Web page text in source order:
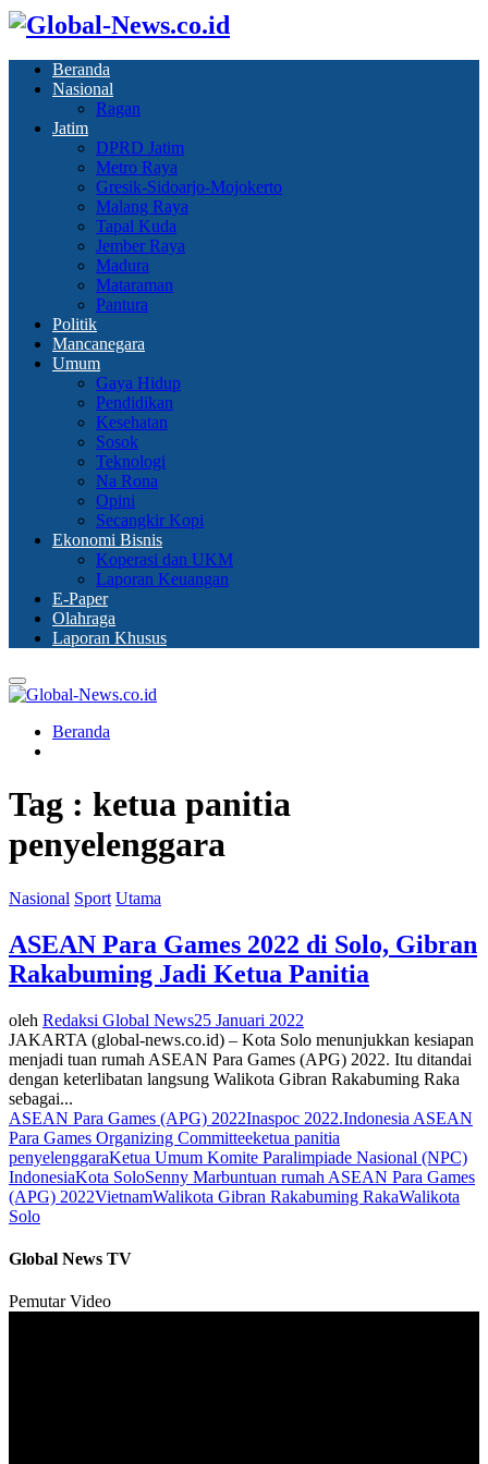
Beranda
Nasional
Ragan
Jatim
DPRD Jatim
Metro Raya
Gresik-Sidoarjo-Mojokerto
Malang Raya
Tapal Kuda
Jember Raya
Madura
Mataraman
Pantura
Politik
Mancanegara
Umum
Gaya Hidup
Pendidikan
Kesehatan
Sosok
Teknologi
Na Rona
Opini
Secangkir Kopi
Ekonomi Bisnis
Koperasi dan UKM
Laporan Keuangan
E-Paper
Olahraga
Laporan Khusus
Primary
Menu
Beranda
Tag : ketua panitia
penyelenggara
Nasional Sport Utama
ASEAN Para Games 2022 di Solo, Gibran
Rakabuming Jadi Ketua Panitia
oleh Redaksi Global News25 Januari 2022
JAKARTA (global-news.co.id) – Kota Solo menunjukkan kesiapan
menjadi tuan rumah ASEAN Para Games (APG) 2022. Itu ditandai
dengan keterlibatan langsung Walikota Gibran Rakabuming Raka
sebagai...
ASEAN Para Games (APG) 2022Inaspoc 2022.Indonesia ASEAN
Para Games Organizing Committeeketua panitia
penyelenggaraKetua Umum Komite Paralimpiade Nasional (NPC)
IndonesiaKota SoloSenny Marbuntuan rumah ASEAN Para Games
(APG) 2022VietnamWalikota Gibran Rakabuming RakaWalikota
Solo
Global News TV
Pemutar Video